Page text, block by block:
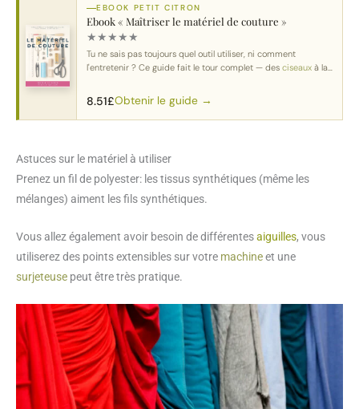
EBOOK PETIT CITRON
Ebook « Maîtriser le matériel de couture »
★★★★★
Tu ne sais pas toujours quel outil utiliser, ni comment
l'entretenir ? Ce guide fait le tour complet — des ciseaux à la
8.51£Obtenir le guide →
Astuces sur le matériel à utiliser
Prenez un fil de polyester: les tissus synthétiques (même les
mélanges) aiment les fils synthétiques.
Vous allez également avoir besoin de différentesaiguilles, vous
utiliserez des points extensibles sur votre machineet une
surjeteuse peut être très pratique.